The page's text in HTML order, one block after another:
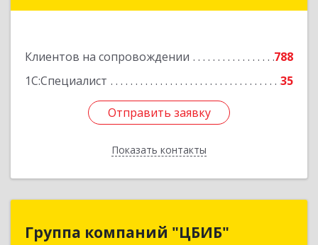
Клиентов на сопровождении
788
1С:Специалист
35
Отправить заявку
Показать контакты
Отправить заявку
Назад
Группа компаний "ЦБИБ"
Группа компаний "ЦБИБ"